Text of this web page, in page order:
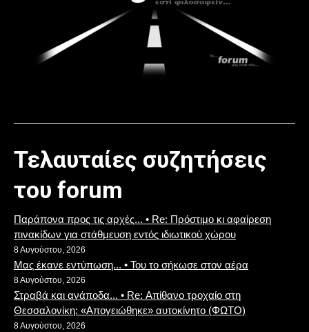
Τελαυταίες συζητήσεις
του forum
Παράπονα προς τις αρχές... • Re: Πρόστιμο κι αφαίρεση
πινακίδων για στάθμευση εντός ιδιωτικού χώρου
8 Αυγούστου, 2026
Μας έκανε εντύπωση... • Του το σήκωσε στον αέρα
8 Αυγούστου, 2026
Στραβά και ανάποδα... • Re: Απίθανο τροχαίο στη
Θεσσαλονίκη: «Απογειώθηκε» αυτοκίνητο (ΦΩΤΟ)
8 Αυγούστου, 2026